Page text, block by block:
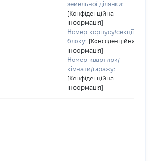
земельної ділянки:
[Конфіденційна
інформація]
Номер корпусу/секції/
блоку: [Конфіденційна
інформація]
Номер квартири/
кімнати/гаражу:
[Конфіденційна
інформація]